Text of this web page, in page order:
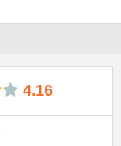
4.16